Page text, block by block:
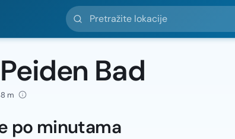
Pretražite lokacije
Bad
m
po minutama